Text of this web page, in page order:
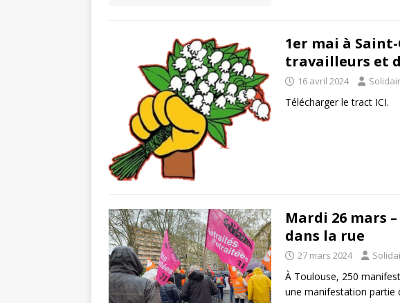
1er mai à
travailleurs et
16 avril 2024
Télécharger le tract ICI.
Mardi 26 mars
dans la rue
27 mars 2024
À Toulouse, 250
une manifestation partie